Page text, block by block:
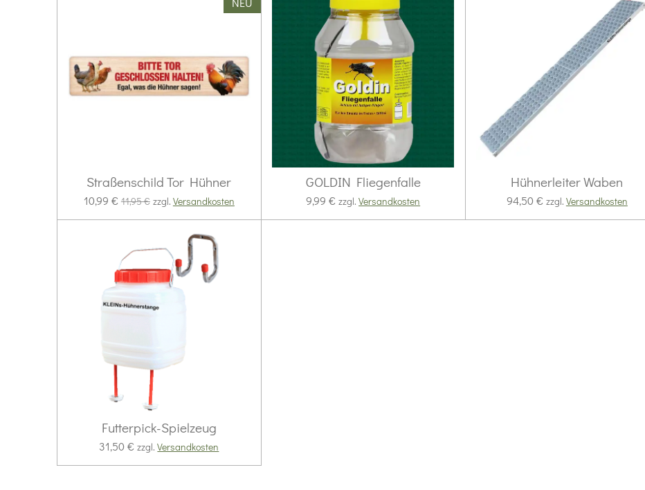
Straßenschild Tor Hühner
10,99 € 11,95 € zzgl. Versandkosten
GOLDIN Fliegenfalle
9,99 € zzgl.Versandkosten
Hühnerleiter Waben
94,50 € zzgl. Versandkosten
Futterpick-Spielzeug
31,50 € zzgl.Versandkosten